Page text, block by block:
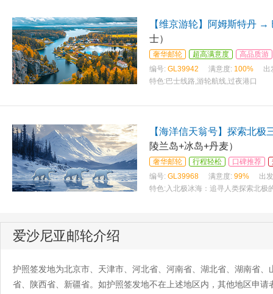
【维京游轮】阿姆斯特丹 →
士）
奢华邮轮 超高满意度
高品质游
编号: GL39942 满意度: 100%
出
特色: 巴士线路,游轮航线,过夜港口
【海洋信天翁号】探索北极
陵兰岛+冰岛+丹麦）
奢华邮轮 行程轻松 口碑推荐
编号: GL39968 满意度: 99%
出
特色: 入北极冰海：追寻人类探索北极
爱沙尼亚邮轮介绍
护照签发地为北京市、天津市、河北省、河南省、湖北省、湖南省
省、陕西省、新疆省。如护照签发地不在上述地区内，其他地区申